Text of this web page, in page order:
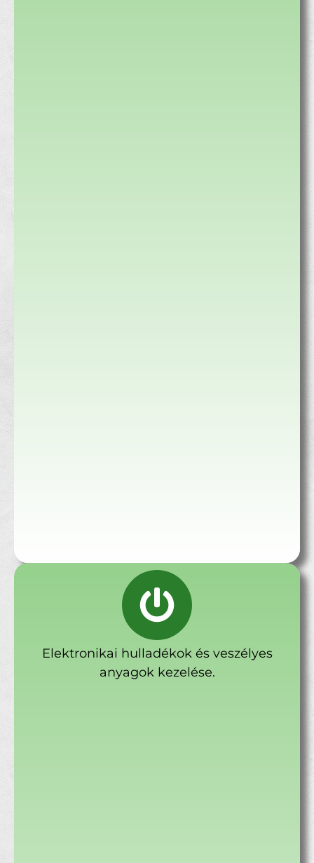
Elektronikai hulladékok és veszélyes
anyagok kezelése.